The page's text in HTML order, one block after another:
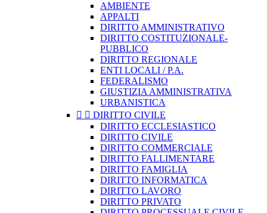
AMBIENTE
APPALTI
DIRITTO AMMINISTRATIVO
DIRITTO COSTITUZIONALE-
PUBBLICO
DIRITTO REGIONALE
ENTI LOCALI / P.A.
FEDERALISMO
GIUSTIZIA AMMINISTRATIVA
URBANISTICA
  DIRITTO CIVILE
DIRITTO ECCLESIASTICO
DIRITTO CIVILE
DIRITTO COMMERCIALE
DIRITTO FALLIMENTARE
DIRITTO FAMIGLIA
DIRITTO INFORMATICA
DIRITTO LAVORO
DIRITTO PRIVATO